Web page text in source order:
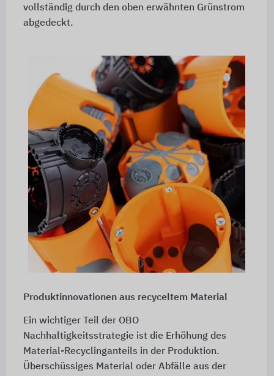
vollständig durch den oben erwähnten Grünstrom
abgedeckt.
Produktinnovationen aus recyceltem Material
Ein wichtiger Teil der OBO
Nachhaltigkeitsstrategie ist die Erhöhung des
Material-Recyclinganteils in der Produktion.
Überschüssiges Material oder Abfälle aus der